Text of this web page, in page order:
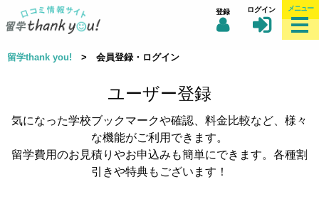
登録 ログイン メニュー
留学thank you! > 会員登録・ログイン
ユーザー登録
気になった学校ブックマークや確認、料金比較など、様々
な機能がご利用できます。
留学費用のお見積りやお申込みも簡単にできます。各種割
引きや特典もございます！